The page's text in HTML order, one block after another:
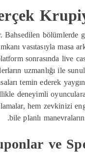
bölümlerde
vasıtasıyla masa
sonrasında live
uzmanlığı ile
temin ederek
deneyimli
hem zevkinizi
bile planlı
ve